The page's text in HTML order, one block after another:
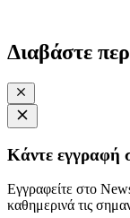
Διαβάστε
Κάντε εγγραφή
Εγγραφείτε στο
καθημερινά τις